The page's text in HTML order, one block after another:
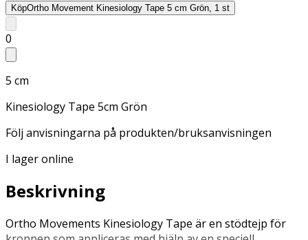
KöpOrtho Movement Kinesiology Tape 5 cm Grön, 1 st
0
5 cm
Kinesiology Tape 5cm Grön
Följ anvisningarna på produkten/bruksanvisningen
I lager online
Beskrivning
Ortho Movements Kinesiology Tape är en stödtejp för